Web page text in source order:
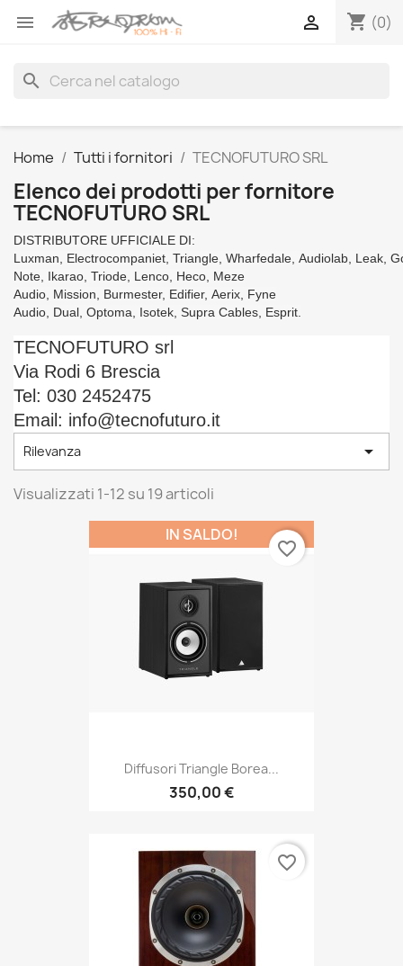
 shopping_cart (0)

search
Home Tutti i fornitori TECNOFUTURO SRL
Elenco dei prodotti per fornitore
TECNOFUTURO SRL
DISTRIBUTORE UFFICIALE DI:
Luxman,
Electrocompaniet, Triangle, Wharfedale, Audiolab, Leak,
Note, Ikarao, Triode, Lenco, Heco, Meze
Audio, Mission, Burmester, Edifier, Aerix, Fyne
Audio, Dual, Optoma, Isotek, Supra Cables, Esprit.
TECNOFUTURO srl
Via Rodi 6 Brescia
Tel: 030 2452475
Email: info@tecnofuturo.it
Rilevanza 
Visualizzati 1-12 su 19 articoli
Diffusori Triangle Borea...
350,00 €
IN SALDO!
favorite_border
favorite_border